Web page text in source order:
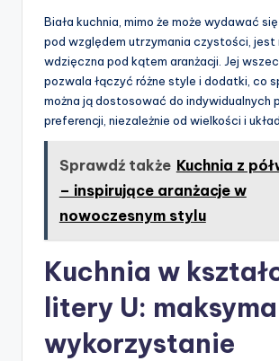
Biała kuchnia, mimo że może wydawać
pod względem utrzymania czystości, jest
wdzięczna pod kątem aranżacji. Jej
pozwala łączyć różne style i dodatki, co
można ją dostosować do indywidualnych
preferencji, niezależnie od wielkości i
Sprawdź także Kuchnia z
– inspirujące aranżacje w
nowoczesnym stylu
Kuchnia w
litery U:
wykorzystanie